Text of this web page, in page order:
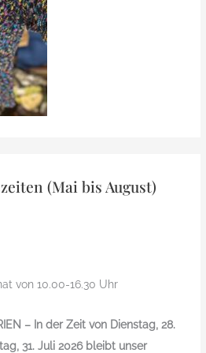
(Mai bis August)
von 10.00-16.30 Uhr
– In der Zeit von Dienstag, 28.
31. Juli 2026 bleibt unser